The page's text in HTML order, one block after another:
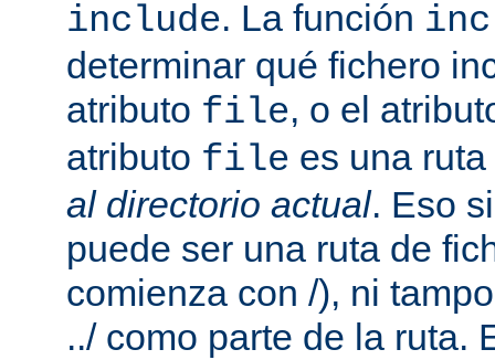
include. La función
determinar qué fichero
atributo file, o el
atributo file es una
al directorio actual. Eso
puede ser una ruta de
comienza con /), ni
../ como parte de la ruta.